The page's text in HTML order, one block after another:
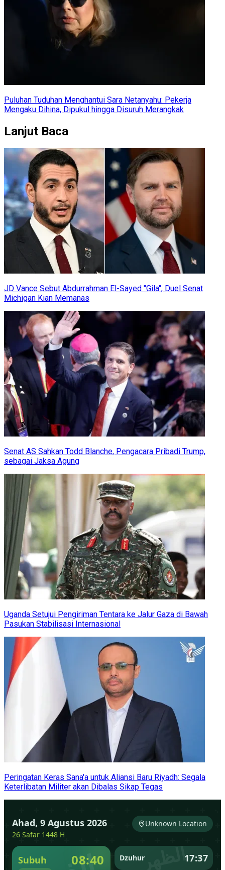
Puluhan Tuduhan Menghantui Sara Netanyahu: Pekerja
Mengaku Dihina, Dipukul hingga Disuruh Merangkak
Lanjut Baca
JD Vance Sebut Abdurrahman El-Sayed "Gila", Duel Senat
Michigan Kian Memanas
Senat AS Sahkan Todd Blanche, Pengacara Pribadi Trump,
sebagai Jaksa Agung
Uganda Setujui Pengiriman Tentara ke Jalur Gaza di Bawah
Pasukan Stabilisasi Internasional
Peringatan Keras Sana'a untuk Aliansi Baru Riyadh: Segala
Keterlibatan Militer akan Dibalas Sikap Tegas